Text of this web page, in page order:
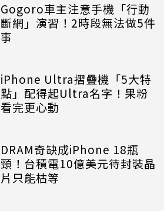
Gogoro車主注意手機「行動
斷網」演習！2時段無法做5件
事
iPhone Ultra摺疊機「5大特
點」配得起Ultra名字！果粉
看完更心動
DRAM奇缺成iPhone 18瓶
頸！台積電10億美元待封裝晶
片只能枯等